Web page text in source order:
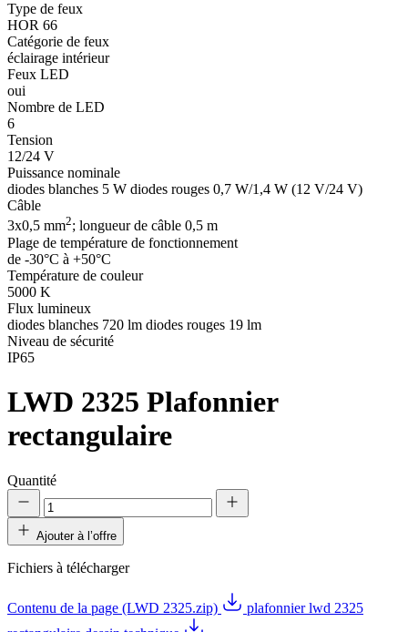
Type de feux
HOR 66
Catégorie de feux
éclairage intérieur
Feux LED
oui
Nombre de LED
6
Tension
12/24 V
Puissance nominale
diodes blanches 5 W diodes rouges 0,7 W/1,4 W (12 V/24 V)
Câble
3x0,5 mm2; longueur de câble 0,5 m
Plage de température de fonctionnement
de -30°C à +50°C
Température de couleur
5000 K
Flux lumineux
diodes blanches 720 lm diodes rouges 19 lm
Niveau de sécurité
IP65
LWD 2325 Plafonnier
rectangulaire
Quantité
Ajouter à l’offre
Fichiers à télécharger
Contenu de la page (LWD 2325.zip)
plafonnier lwd 2325